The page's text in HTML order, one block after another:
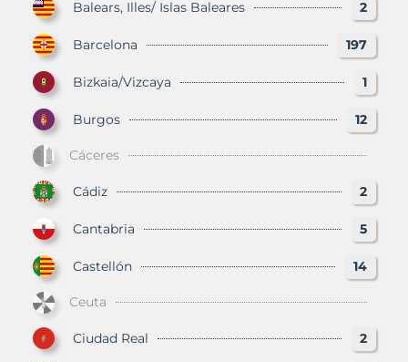
Balears, Illes/ Islas Baleares 2
Barcelona 197
Bizkaia/Vizcaya 1
Burgos 12
Cáceres
Cádiz 2
Cantabria 5
Castellón 14
Ceuta
Ciudad Real 2